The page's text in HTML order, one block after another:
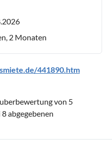
2 Monaten
441890.htm
von 5
8abgegebenen